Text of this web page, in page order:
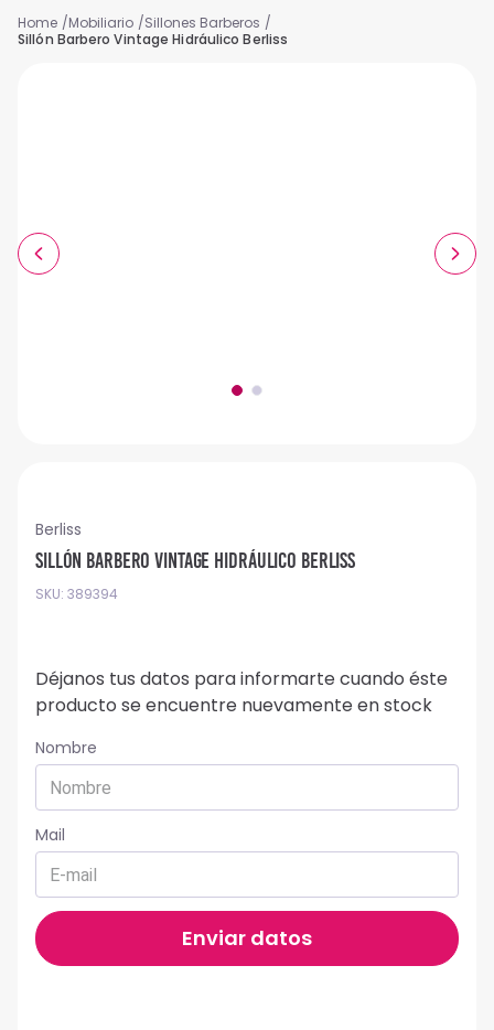
Mobiliario
Sillones Barberos
Sillón Barbero Vintage Hidráulico Berliss
Berliss
Sillón Barbero Vintage Hidráulico Berliss
SKU: 389394